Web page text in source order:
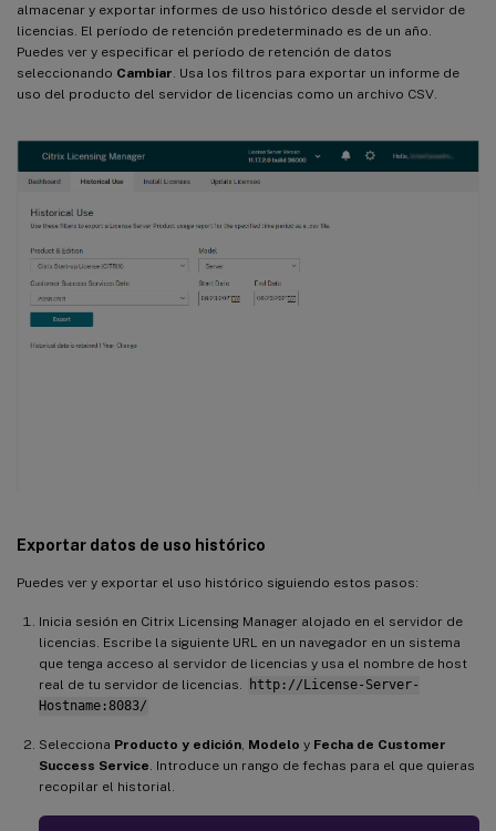
almacenar y exportar informes de uso histórico desde el servidor de
licencias. El período de retención predeterminado es de un año.
Puedes ver y especificar el período de retención de datos
seleccionando Cambiar . Usa los filtros para exportar un informe de
uso del producto del servidor de licencias como un archivo CSV.
Exportar datos de uso histórico
Puedes ver y exportar el uso histórico siguiendo estos pasos:
Inicia sesión en Citrix Licensing Manager alojado en el servidor de
licencias. Escribe la siguiente URL en un navegador en un sistema
que tenga acceso al servidor de licencias y usa el nombre de host
real de tu servidor de licencias.
http://License-Server-
Hostname:8083/
Selecciona Producto y edición, Modelo y Fecha de Customer
Success Service. Introduce un rango de fechas para el que quieras
recopilar el historial.